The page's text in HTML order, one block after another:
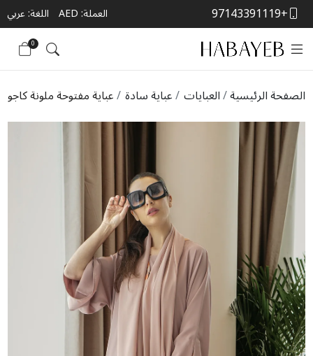
+97143391119 العملة:AED اللغة: عربي
0
الصفحة الرئيسية العبايات عباية سادة عباية مفتوحة ملونة